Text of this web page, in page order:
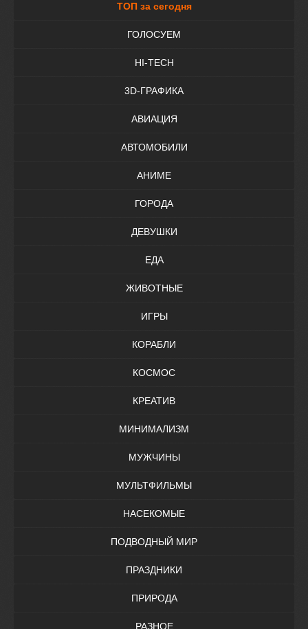
ТОП за сегодня
ГОЛОСУЕМ
HI-TECH
3D-ГРАФИКА
АВИАЦИЯ
АВТОМОБИЛИ
АНИМЕ
ГОРОДА
ДЕВУШКИ
ЕДА
ЖИВОТНЫЕ
ИГРЫ
КОРАБЛИ
КОСМОС
КРЕАТИВ
МИНИМАЛИЗМ
МУЖЧИНЫ
МУЛЬТФИЛЬМЫ
НАСЕКОМЫЕ
ПОДВОДНЫЙ МИР
ПРАЗДНИКИ
ПРИРОДА
РАЗНОЕ